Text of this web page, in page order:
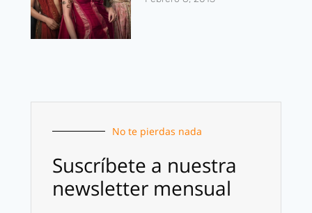
No te pierdas nada
Suscríbete a nuestra
newsletter mensual